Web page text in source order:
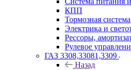
КПП
Тормозная система
Электрика и
Рессоры,
Рулевое
ГАЗ 3308,33081,3309
Назад